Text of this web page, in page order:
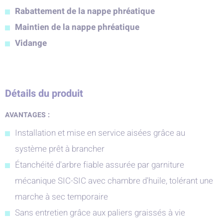
Rabattement de la nappe phréatique
Maintien de la nappe phréatique
Vidange
Détails du produit
AVANTAGES :
Installation et mise en service aisées grâce au
système prêt à brancher
Étanchéité d'arbre fiable assurée par garniture
mécanique SIC-SIC avec chambre d'huile, tolérant une
marche à sec temporaire
Sans entretien grâce aux paliers graissés à vie